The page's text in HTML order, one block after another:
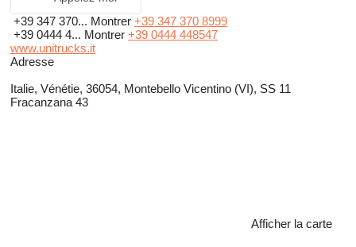
+39 347 370... Montrer +39 347 370 8999
+39 0444 4... Montrer +39 0444 448547
www.unitrucks.it
Adresse
Italie, Vénétie, 36054, Montebello Vicentino (VI), SS 11
Fracanzana 43
Afficher la carte